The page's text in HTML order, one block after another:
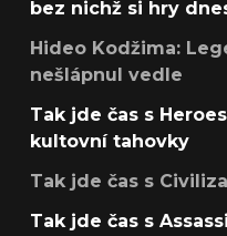
bez nichž si hry
Hideo Kodžima:
nešlápnul vedle
Tak jde čas s
kultovní tahovky
Tak jde čas s
Tak jde čas s